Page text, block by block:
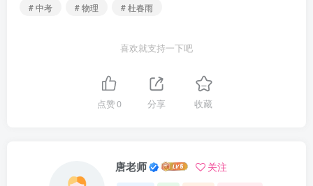
# 中考
# 物理 # 杜春雨
喜欢就支持一下吧
点赞0 分享 收藏
唐老师 关注